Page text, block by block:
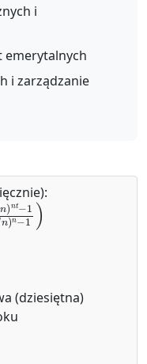
i
emerytalnych
i zarządzanie
(1+r/n
(dziesiętna)